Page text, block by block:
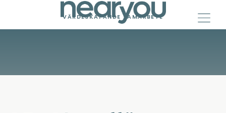
content
VÄRDESKAPANDE SAMARBETE